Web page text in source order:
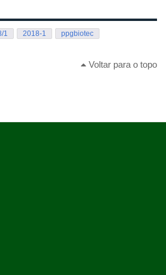
1 2018-1 ppgbiotec
Voltar para o topo